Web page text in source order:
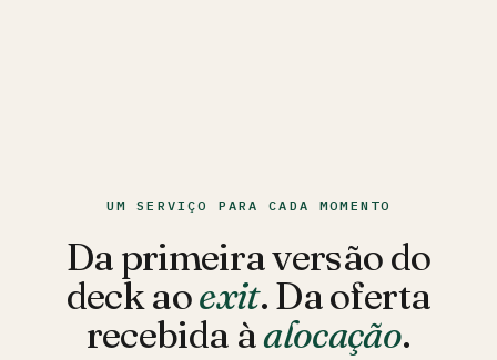
UM SERVIÇO PARA CADA MOMENTO
Da primeira versão do
deck aoexit. Da oferta
recebida àalocação.